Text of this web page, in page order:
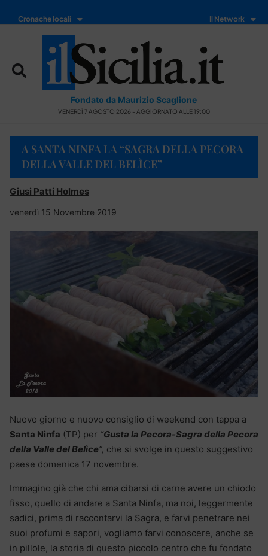
Cronache locali Il Network
Fondato da Maurizio Scaglione
VENERDÌ 7 AGOSTO 2026 - AGGIORNATO ALLE 19:00
A SANTA NINFA LA “SAGRA DELLA PECORA
DELLA VALLE DEL BELÌCE”
Giusi Patti Holmes
venerdì 15 Novembre 2019
Nuovo giorno e nuovo consiglio di weekend con tappa a
Santa Ninfa (TP) per “Gusta la Pecora-Sagra della Pecora
della Valle del Belìce“, che si svolge in questo suggestivo
paese domenica 17 novembre.
Immagino già che chi ama cibarsi di carne avere un chiodo
fisso, quello di andare a Santa Ninfa, ma noi, leggermente
sadici, prima di raccontarvi la Sagra, e farvi penetrare nei
suoi profumi e sapori, vogliamo farvi conoscere, anche se
in pillole, la storia di questo piccolo centro che fu fondato